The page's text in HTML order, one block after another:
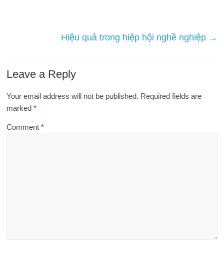
Hiệu quả trong hiệp hội nghề nghiệp →
Leave a Reply
Your email address will not be published. Required fields are
marked*
Comment*